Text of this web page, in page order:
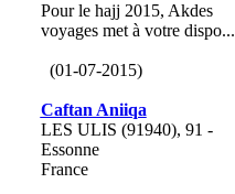
Pour le hajj 2015, Akdes
voyages met à votre dispo...
(01-07-2015)
Caftan Aniiqa
LES ULIS (91940), 91 -
Essonne
France